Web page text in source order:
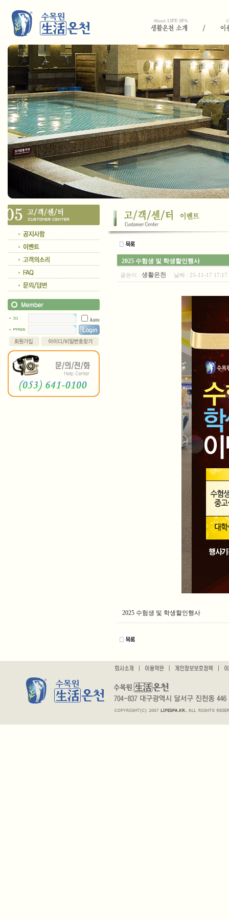
Auto
2025 수험생 및 학생할인행사
글쓴이 : 생활온천 날짜 : 25-11-17
2025 수험생 및 학생할인행사